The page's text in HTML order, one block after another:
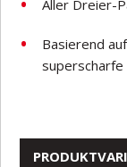
Aller Dreier-
Basierend
superscharfe